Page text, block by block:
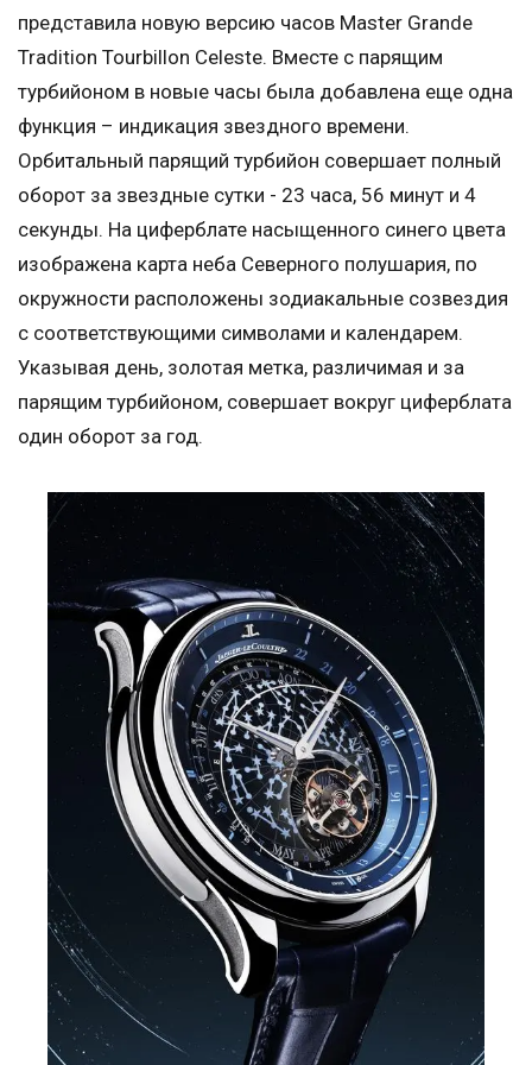
представила новую версию часов Master Grande
Tradition Tourbillon Celeste. Вместе с парящим
турбийоном в новые часы была добавлена еще одна
функция – индикация звездного времени.
Орбитальный парящий турбийон совершает полный
оборот за звездные сутки - 23 часа, 56 минут и 4
секунды. На циферблате насыщенного синего цвета
изображена карта неба Северного полушария, по
окружности расположены зодиакальные созвездия
с соответствующими символами и календарем.
Указывая день, золотая метка, различимая и за
парящим турбийоном, совершает вокруг циферблата
один оборот за год.